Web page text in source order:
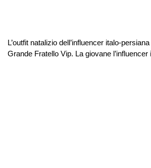
L’outfit natalizio dell’influencer italo-
Grande Fratello Vip. La giovane